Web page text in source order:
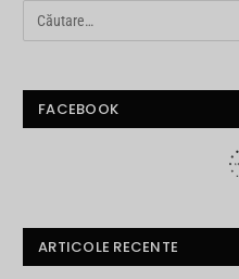
FACEBOOK
ARTICOLE RECENTE